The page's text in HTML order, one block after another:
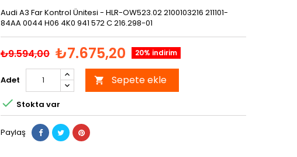
Audi A3 Far Kontrol Ünitesi - HLR-OW523.02 2100103216 211101-
84AA 0044 H06 4K0 941 572 C 216.298-01
₺9.594,00 ₺7.675,20 20% indirim
Adet  Sepete ekle
 Stokta var
Paylaş